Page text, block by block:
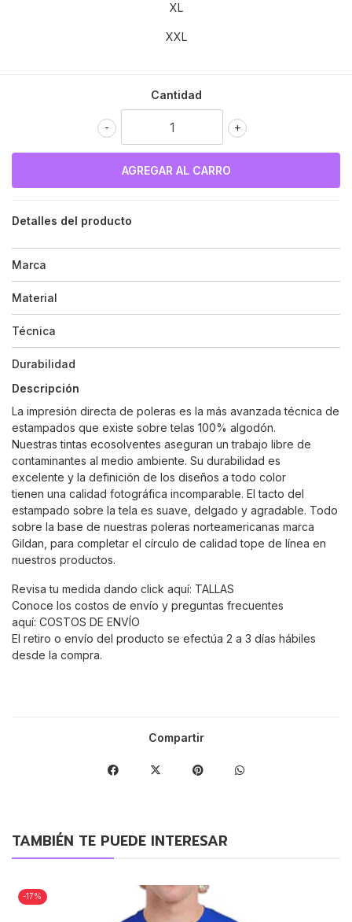
XL
XXL
Cantidad
+
-
Detalles del producto
Marca
Material
Técnica
Durabilidad
Descripción
La impresión directa de poleras es la más avanzada técnica de
estampados que existe sobre telas 100% algodón.
Nuestras tintas ecosolventes aseguran un trabajo libre de
contaminantes al medio ambiente. Su durabilidad es
excelente y la definición de los diseños a todo color
tienen una calidad fotográfica incomparable. El tacto del
estampado sobre la tela es suave, delgado y agradable. Todo
sobre la base de nuestras poleras norteamericanas marca
Gildan, para completar el círculo de calidad tope de línea en
nuestros productos.
Revisa tu medida dando click aquí: TALLAS
Conoce los costos de envío y preguntas frecuentes
aquí: COSTOS DE ENVÍO
El retiro o envío del producto se efectúa 2 a 3 días hábiles
desde la compra.
Compartir
TAMBIÉN TE PUEDE INTERESAR
-17%